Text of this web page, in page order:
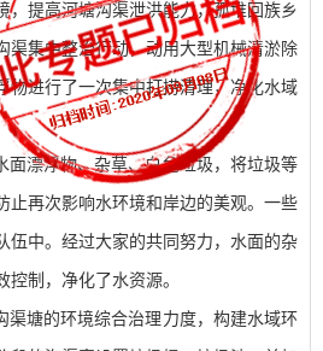
，提高河塘沟渠泄洪能力，孤堆回族乡
渠集中整治行动，动用大型机械清淤除
物进行了一次集中打捞清理，净化水域
漂浮物、杂草、白色垃圾，将垃圾等
止再次影响水环境和岸边的美观。一些
伍中。经过大家的共同努力，水面的杂
制，净化了水资源。
塘的环境综合治理力度，构建水域环